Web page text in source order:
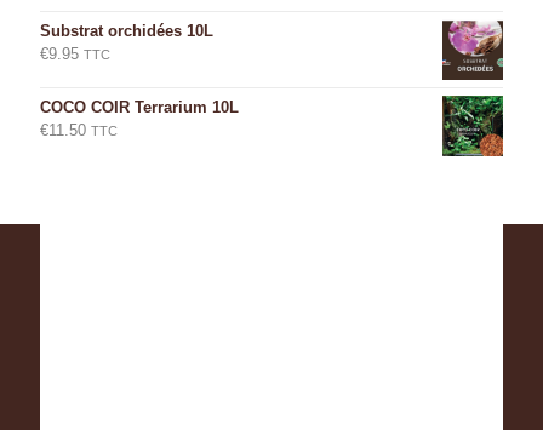
Substrat orchidées 10L
€9.95 TTC
COCO COIR Terrarium 10L
€11.50 TTC